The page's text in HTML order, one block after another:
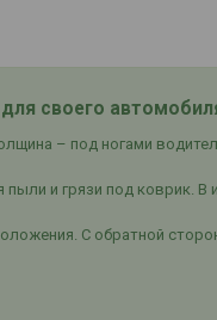
своего
– под ногами
и грязи под коврик. В
С обратной